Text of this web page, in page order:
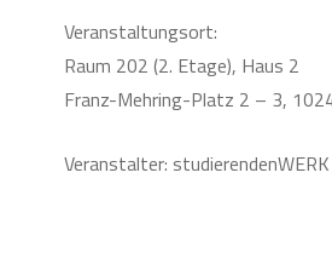
Veranstaltungsort:
Raum 202 (2. Etage), Haus 2
Franz-Mehring-Platz 2 – 3,
Veranstalter: